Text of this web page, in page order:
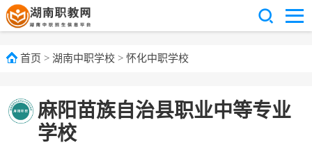
首页 > 湖南中职学校 > 怀化中职学校
麻阳苗族自治县职业中等专业
学校